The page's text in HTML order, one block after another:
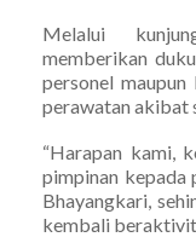
Melalui
memberikan
personel maupun
perawatan akibat
“Harapan kami,
pimpinan kepada
Bhayangkari,
kembali